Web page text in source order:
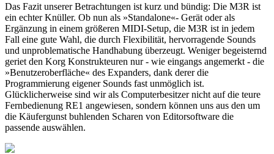
Das Fazit unserer Betrachtungen ist kurz und bündig: Die M3R ist
ein echter Knüller. Ob nun als »Standalone«- Gerät oder als
Ergänzung in einem größeren MIDI-Setup, die M3R ist in jedem
Fall eine gute Wahl, die durch Flexibilität, hervorragende Sounds
und unproblematische Handhabung überzeugt. Weniger begeisternd
geriet den Korg Konstrukteuren nur - wie eingangs angemerkt - die
»Benutzeroberfläche« des Expanders, dank derer die
Programmierung eigener Sounds fast unmöglich ist.
Glücklicherweise sind wir als Computerbesitzer nicht auf die teure
Fernbedienung RE1 angewiesen, sondern können uns aus den um
die Käufergunst buhlenden Scharen von Editorsoftware die
passende auswählen.